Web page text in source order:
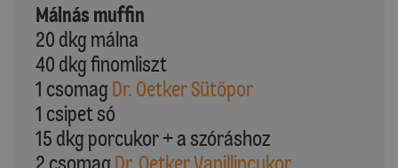
Málnás muffin
20 dkg málna
40 dkg finomliszt
1 csomag Dr. Oetker Sütőpor
1 csipet só
15 dkg porcukor + a szóráshoz
2 csomag Dr. Oetker Vanillincukor